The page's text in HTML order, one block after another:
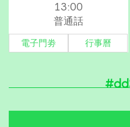
13:00
普通話
電子門劵 行事曆